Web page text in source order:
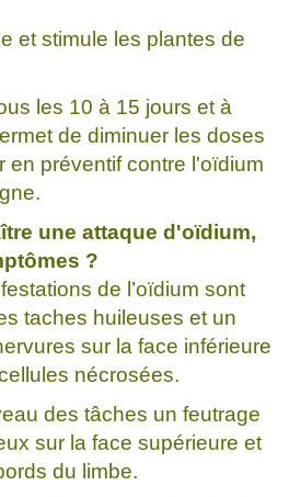
et stimule les plantes de
les 10 à 15 jours et à
de diminuer les doses
en préventif contre l'oïdium
une attaque d'oïdium,
?
de l’oïdium sont
taches huileuses et un
sur la face inférieure
nécrosées.
des tâches un feutrage
sur la face supérieure et
du limbe.